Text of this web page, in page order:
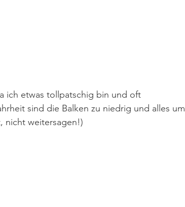
ich etwas tollpatschig bin und oft
sind die Balken zu niedrig und alles um
nicht weitersagen!)